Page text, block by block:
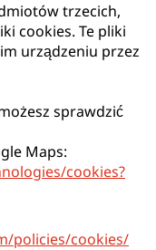
trzecich,
cookies. Te pliki
urządzeniu przez
sprawdzić
Maps:
cookies?
policies/cookies/